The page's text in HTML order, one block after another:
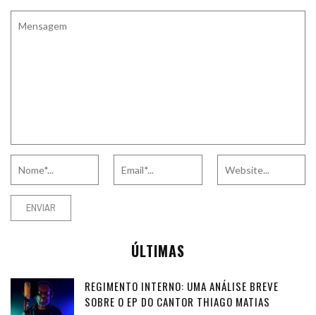
ÚLTIMAS
REGIMENTO INTERNO: UMA ANÁLISE BREVE
SOBRE O EP DO CANTOR THIAGO MATIAS